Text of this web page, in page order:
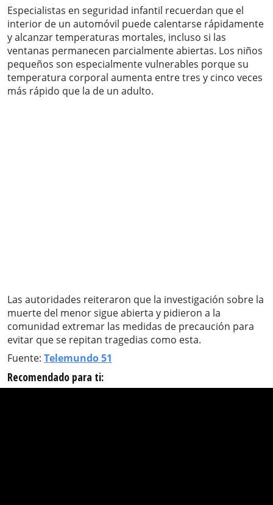
Especialistas en seguridad infantil recuerdan que el
interior de un automóvil puede calentarse rápidamente
y alcanzar temperaturas mortales, incluso si las
ventanas permanecen parcialmente abiertas. Los niños
pequeños son especialmente vulnerables porque su
temperatura corporal aumenta entre tres y cinco veces
más rápido que la de un adulto.
Las autoridades reiteraron que la investigación sobre la
muerte del menor sigue abierta y pidieron a la
comunidad extremar las medidas de precaución para
evitar que se repitan tragedias como esta.
Fuente: Telemundo 51
Recomendado para ti: